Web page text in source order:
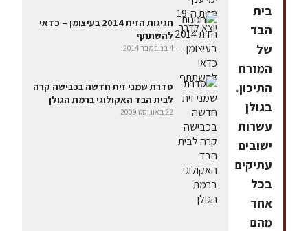
בית
הבד
של
המזרח
התיכון.
בגולן
עשרות
ישובים
עתיקים
בכל
אחד
מהם
חגיגות הזית 2014 בעיצומן – כדאי
להשתתף
4 בנובמבר 2014
סדרת שמני זית חדשה בכבישה קרה
לבית הבד האקולוגי ברמת הגולן
22 באוגוסט 2009